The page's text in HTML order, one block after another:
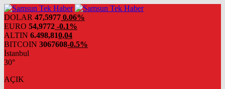
DOLAR 47,5977 0.06%
EURO 54,9772 -0.1%
ALTIN 6.498,810,04
BITCOIN 3067608-0.5%
İstanbul
30°
AÇIK